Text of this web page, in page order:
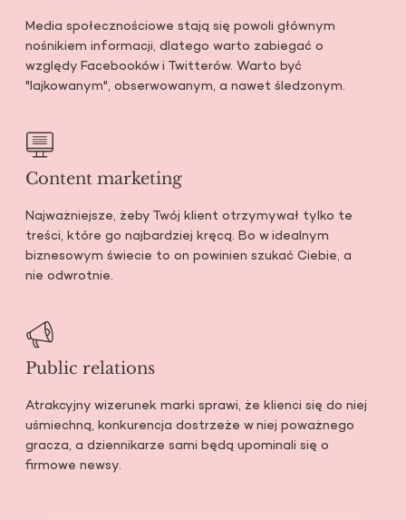
Media społecznościowe stają się powoli głównym
nośnikiem informacji, dlatego warto zabiegać o
względy Facebooków i Twitterów. Warto być
"lajkowanym", obserwowanym, a nawet śledzonym.
Content marketing
Najważniejsze, żeby Twój klient otrzymywał tylko te
treści, które go najbardziej kręcą. Bo w idealnym
biznesowym świecie to on powinien szukać Ciebie, a
nie odwrotnie.
Public relations
Atrakcyjny wizerunek marki sprawi, że klienci się do niej
uśmiechną, konkurencja dostrzeże w niej poważnego
gracza, a dziennikarze sami będą upominali się o
firmowe newsy.